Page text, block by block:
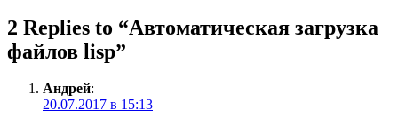
2 Replies to “Автоматическая загрузка
файлов lisp”
Андрей:
20.07.2017 в 15:13